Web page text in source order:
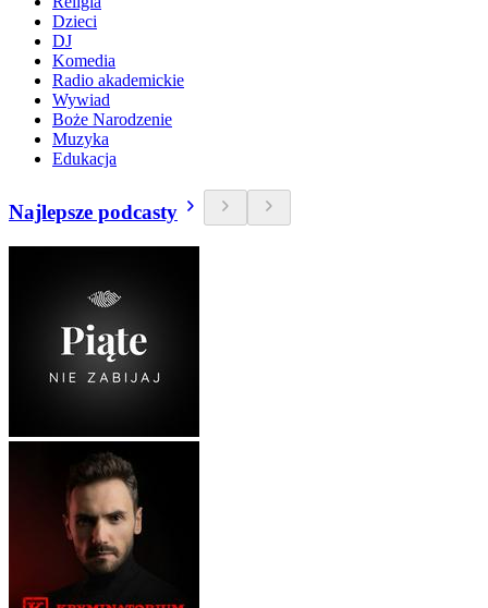
Dzieci
DJ
Komedia
Radio akademickie
Wywiad
Boże Narodzenie
Muzyka
Edukacja
Najlepsze podcasty